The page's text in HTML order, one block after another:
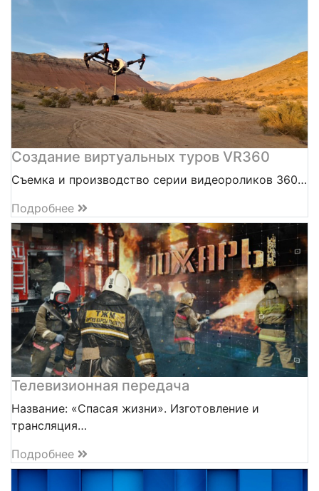
Создание виртуальных туров VR360
Съемка и производство серии видеороликов 360…
Подробнее
Телевизионная передача
Название: «Спасая жизни». Изготовление и
трансляция…
Подробнее